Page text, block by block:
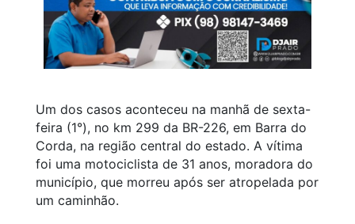
Um dos casos aconteceu na manhã de sexta-
feira (1°), no km 299 da BR-226, em Barra do
Corda, na região central do estado. A vítima
foi uma motociclista de 31 anos, moradora do
município, que morreu após ser atropelada por
um caminhão.